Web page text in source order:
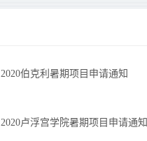
2020伯克利暑期项目申请通知
2020卢浮宫学院暑期项目申请通知